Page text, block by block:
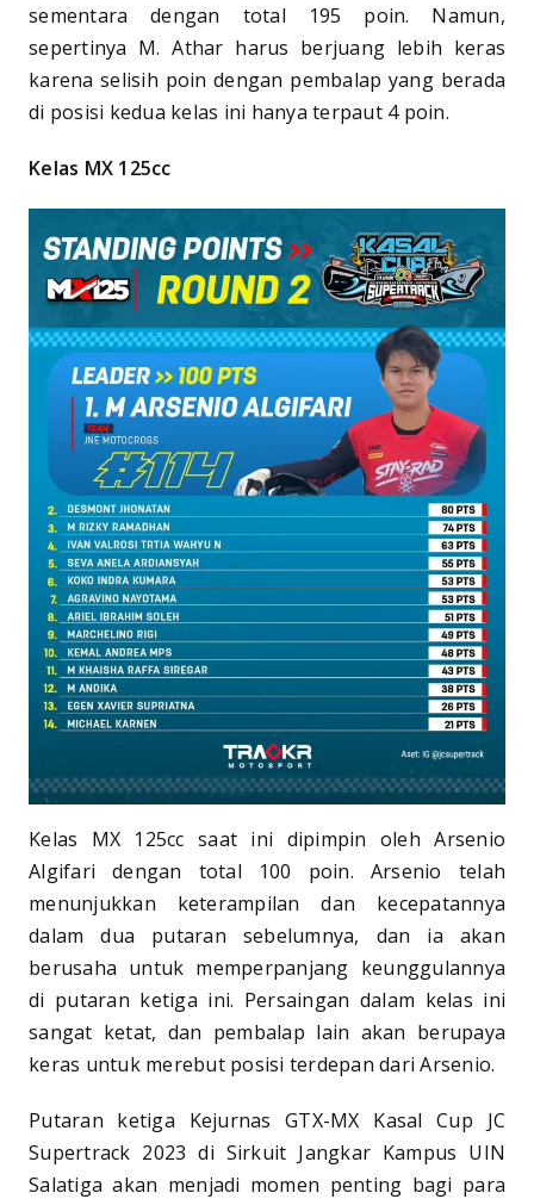
sementara dengan total 195 poin. Namun,
sepertinya M. Athar harus berjuang lebih keras
karena selisih poin dengan pembalap yang berada
di posisi kedua kelas ini hanya terpaut 4 poin.
Kelas MX 125cc
Kelas MX 125cc saat ini dipimpin oleh Arsenio
Algifari dengan total 100 poin. Arsenio telah
menunjukkan keterampilan dan kecepatannya
dalam dua putaran sebelumnya, dan ia akan
berusaha untuk memperpanjang keunggulannya
di putaran ketiga ini. Persaingan dalam kelas ini
sangat ketat, dan pembalap lain akan berupaya
keras untuk merebut posisi terdepan dari Arsenio.
Putaran ketiga Kejurnas GTX-MX Kasal Cup JC
Supertrack 2023 di Sirkuit Jangkar Kampus UIN
Salatiga akan menjadi momen penting bagi para